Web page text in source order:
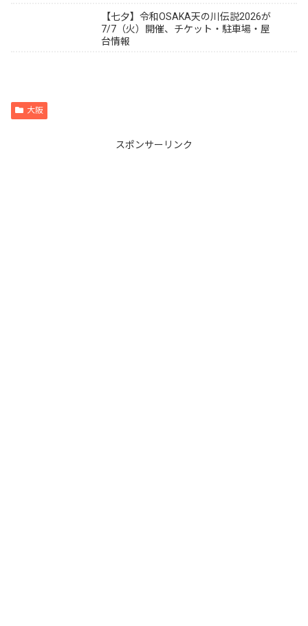
【七夕】令和OSAKA天の川伝説2026が
7/7（火）開催、チケット・駐車場・屋
台情報
大阪
スポンサーリンク